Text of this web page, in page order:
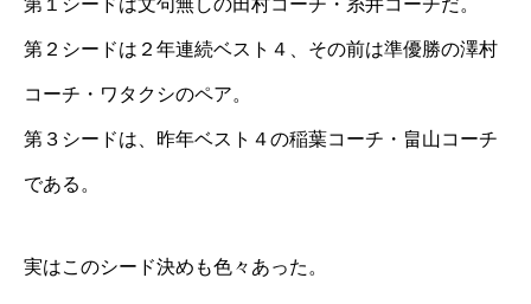
第１シードは文句無しの田村コーチ・糸井コーチだ。
第２シードは２年連続ベスト４、その前は準優勝の澤村
コーチ・ワタクシのペア。
第３シードは、昨年ベスト４の稲葉コーチ・畠山コーチ
である。
実はこのシード決めも色々あった。